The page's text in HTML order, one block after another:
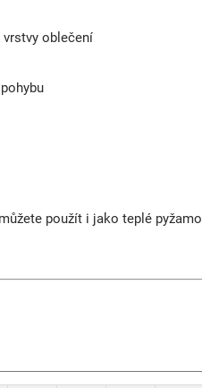
oblečení
použít i jako teplé pyžamo